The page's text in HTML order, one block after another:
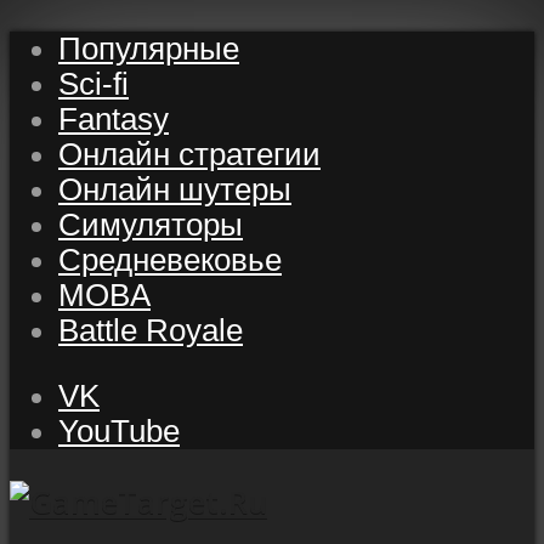
Популярные
Sci-fi
Fantasy
Онлайн стратегии
Онлайн шутеры
Симуляторы
Средневековье
MOBA
Battle Royale
VK
YouTube